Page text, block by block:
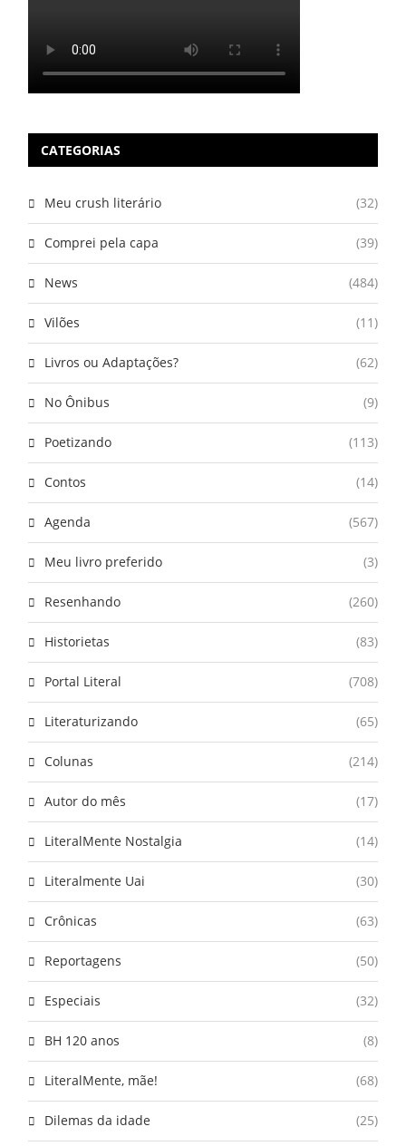
CATEGORIAS
Meu crush literário (32)
Comprei pela capa (39)
News (484)
Vilões (11)
Livros ou Adaptações? (62)
No Ônibus (9)
Poetizando (113)
Contos (14)
Agenda (567)
Meu livro preferido (3)
Resenhando (260)
Historietas (83)
Portal Literal (708)
Literaturizando (65)
Colunas (214)
Autor do mês (17)
LiteralMente Nostalgia (14)
Literalmente Uai (30)
Crônicas (63)
Reportagens (50)
Especiais (32)
BH 120 anos (8)
LiteralMente, mãe! (68)
Dilemas da idade (25)